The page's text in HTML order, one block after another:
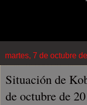
martes, 7 de octubre
Situación de
de octubre de